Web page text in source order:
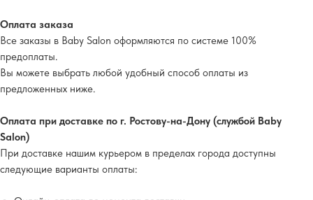
Оплата заказа
Все заказы в Baby Salon оформляются по системе 100%
предоплаты.
Вы можете выбрать любой удобный способ оплаты из
предложенных ниже.
Оплата при доставке по г. Ростову-на-Дону (службой Baby
Salon)
При доставке нашим курьером в пределах города доступны
следующие варианты оплаты: